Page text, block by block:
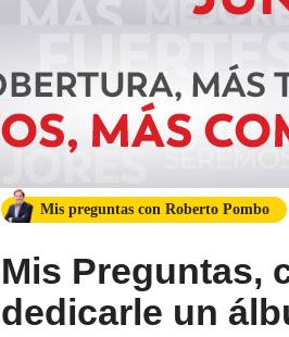
Mis preguntas con Roberto Pombo
Mis Preguntas,
dedicarle un